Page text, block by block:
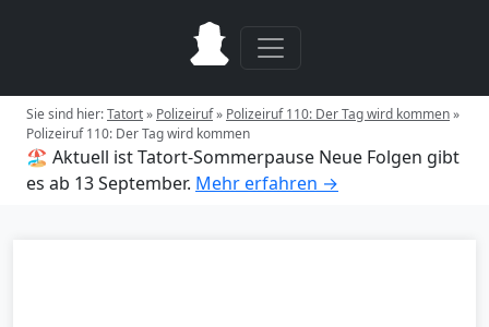
Sie sind hier:Tatort» Polizeiruf» Polizeiruf 110: Der Tag wird kommen»
Polizeiruf 110: Der Tag wird kommen
🏖️ Aktuell ist Tatort-Sommerpause Neue Folgen gibt
es ab 13 September. Mehr erfahren →